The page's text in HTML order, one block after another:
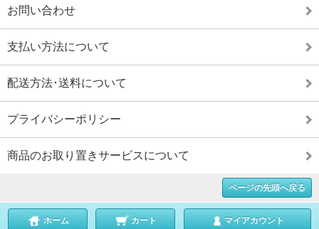
お問い合わせ
支払い方法について
配送方法･送料について
プライバシーポリシー
商品のお取り置きサービスについて
ページの先頭へ戻る
ホーム カート マイアカウント